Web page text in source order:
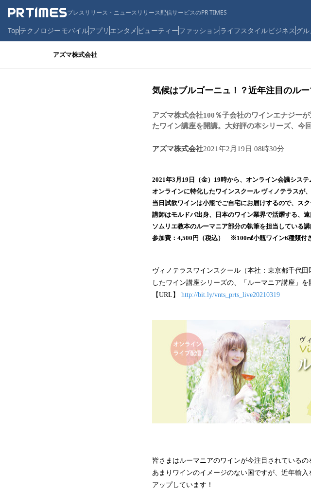
プレスリリース・ニュースリリース配信サービスのPR TIMES
Topテクノロジーモバイルアプリ エンタメ ビューティーファッションライフスタイルビジネス グル
アズマ株式会社
気候はブルゴーニュ！？近年注目のル
アズマ株式会社100％子会社のワインエナジー
たワイン講座を開講。大好評の本シリーズ、今
アズマ株式会社2021年2月19日 08時30分
2021年3月19日（金）19時から、オンライン会議システ
オンラインに特化したワインスクール ヴィノテラスが
当日試飲ワインは小瓶でご自宅にお届けするので、ス
講師はモルドバ出身、日本のワイン業界で活躍する、遠
ソムリエ教本のルーマニア部分の執筆を担当している
参加費：4,500円（税込） ※100㎖小瓶ワイン6種類付
ヴィノテラスワインスクール（本社：東京都千代
したワイン講座シリーズの、「ルーマニア講座」を
【URL】 http://bit.ly/vnts_prts_live20210319
皆さまはルーマニアのワインが今注目されているの
あまりワインのイメージのない国ですが、近年輸
アップしています！